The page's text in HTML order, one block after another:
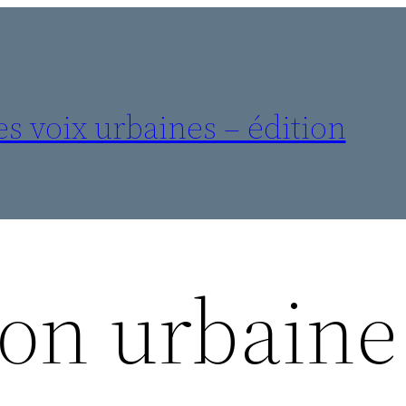
voix urbaines – édition
urbaine